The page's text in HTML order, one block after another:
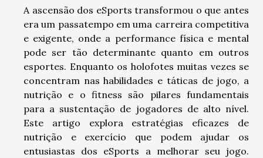
A ascensão dos eSports transformou o que antes
era um passatempo em uma carreira competitiva
e exigente, onde a performance física e mental
pode ser tão determinante quanto em outros
esportes. Enquanto os holofotes muitas vezes se
concentram nas habilidades e táticas de jogo, a
nutrição e o fitness são pilares fundamentais
para a sustentação de jogadores de alto nível.
Este artigo explora estratégias eficazes de
nutrição e exercício que podem ajudar os
entusiastas dos eSports a melhorar seu jogo.